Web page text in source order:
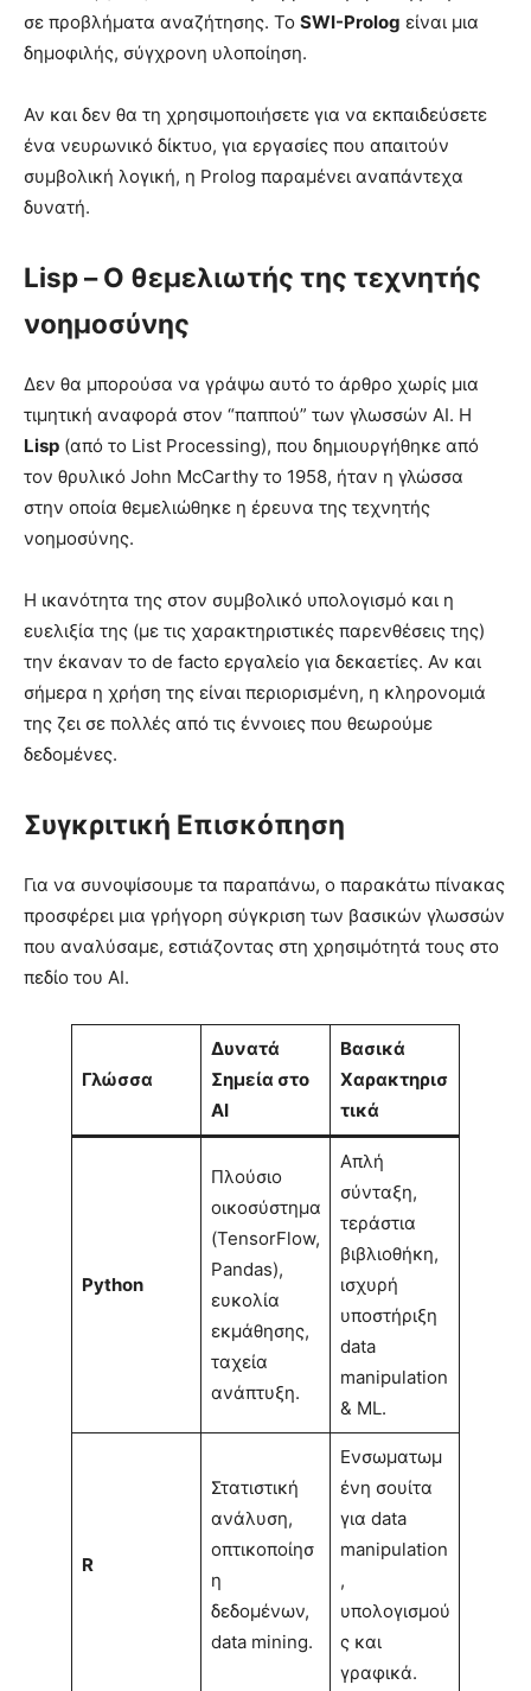
σε προβλήματα αναζήτησης. Το SWI-Prolog είναι μια
δημοφιλής, σύγχρονη υλοποίηση.
Αν και δεν θα τη χρησιμοποιήσετε για να εκπαιδεύσετε
ένα νευρωνικό δίκτυο, για εργασίες που απαιτούν
συμβολική λογική, η Prolog παραμένει αναπάντεχα
δυνατή.
Lisp – Ο θεμελιωτής της τεχνητής
νοημοσύνης
Δεν θα μπορούσα να γράψω αυτό το άρθρο χωρίς μια
τιμητική αναφορά στον “παππού” των γλωσσών AI. Η
Lisp (από το List Processing), που δημιουργήθηκε από
τον θρυλικό John McCarthy το 1958, ήταν η γλώσσα
στην οποία θεμελιώθηκε η έρευνα της τεχνητής
νοημοσύνης.
Η ικανότητα της στον συμβολικό υπολογισμό και η
ευελιξία της (με τις χαρακτηριστικές παρενθέσεις της)
την έκαναν το de facto εργαλείο για δεκαετίες. Αν και
σήμερα η χρήση της είναι περιορισμένη, η κληρονομιά
της ζει σε πολλές από τις έννοιες που θεωρούμε
δεδομένες.
Συγκριτική Επισκόπηση
Για να συνοψίσουμε τα παραπάνω, ο παρακάτω πίνακας
προσφέρει μια γρήγορη σύγκριση των βασικών γλωσσών
που αναλύσαμε, εστιάζοντας στη χρησιμότητά τους στο
πεδίο του AI.
Γλώσσα
Δυνατά
Σημεία στο
AI
Βασικά
Χαρακτηρισ
τικά
Python
Πλούσιο
οικοσύστημα
(TensorFlow,
Pandas),
ευκολία
εκμάθησης,
ταχεία
ανάπτυξη.
Απλή
σύνταξη,
τεράστια
βιβλιοθήκη,
ισχυρή
υποστήριξη
data
manipulation
& ML.
R
Στατιστική
ανάλυση,
οπτικοποίησ
η
δεδομένων,
data mining.
Ενσωματωμ
ένη σουίτα
για data
manipulation
,
υπολογισμού
ς και
γραφικά.